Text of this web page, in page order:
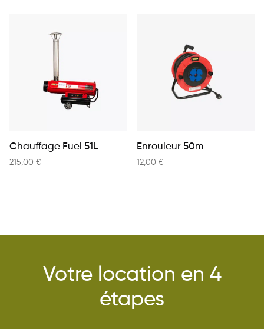
Chauffage Fuel 51L
215,00 €
Enrouleur 50m
12,00 €
Votre location en 4
étapes